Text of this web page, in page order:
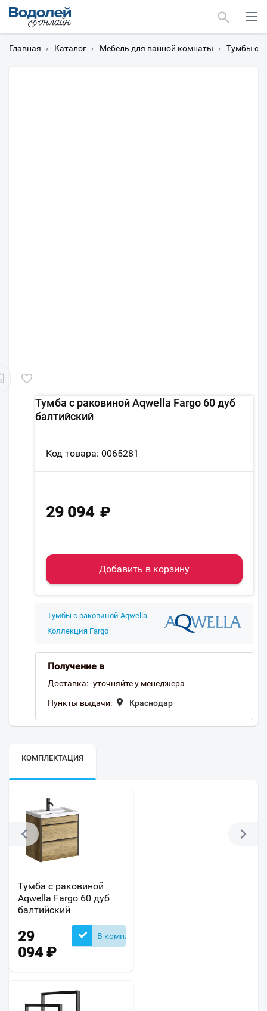
Главная › Каталог › Мебель для ванной комнаты › Тумбы с
Тумба с раковиной Aqwella Fargo 60 дуб
балтийский
Код товара: 0065281
29 094 ₽
Добавить в корзину
Тумбы с раковиной Aqwella
Коллекция Fargo
Получение в
Доставка: уточняйте у менеджера
Пункты выдачи: Краснодар
КОМПЛЕКТАЦИЯ
Тумба с раковиной
Aqwella Fargo 60 дуб
балтийский
29
094 ₽
В комплекте